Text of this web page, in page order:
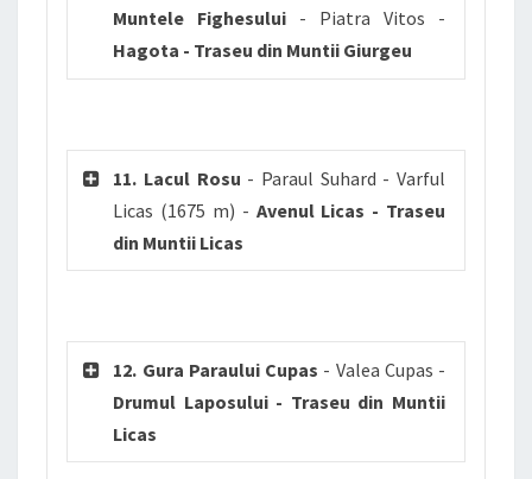
Muntele Fighesului - Piatra Vitos -
Hagota - Traseu din Muntii Giurgeu
11. Lacul Rosu - Paraul Suhard - Varful
Licas (1675 m) - Avenul Licas - Traseu
din Muntii Licas
12. Gura Paraului Cupas - Valea Cupas -
Drumul Laposului - Traseu din Muntii
Licas